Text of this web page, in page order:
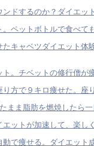
ンドするのか？ダイエッ
ペットボトルで食べて
たキャベツダイエット体
ト。チベットの修行僧が
方で９キロ痩せた。座
まま脂肪を燃焼したら
ットが加速して、楽し
で痩せる。ダイエット